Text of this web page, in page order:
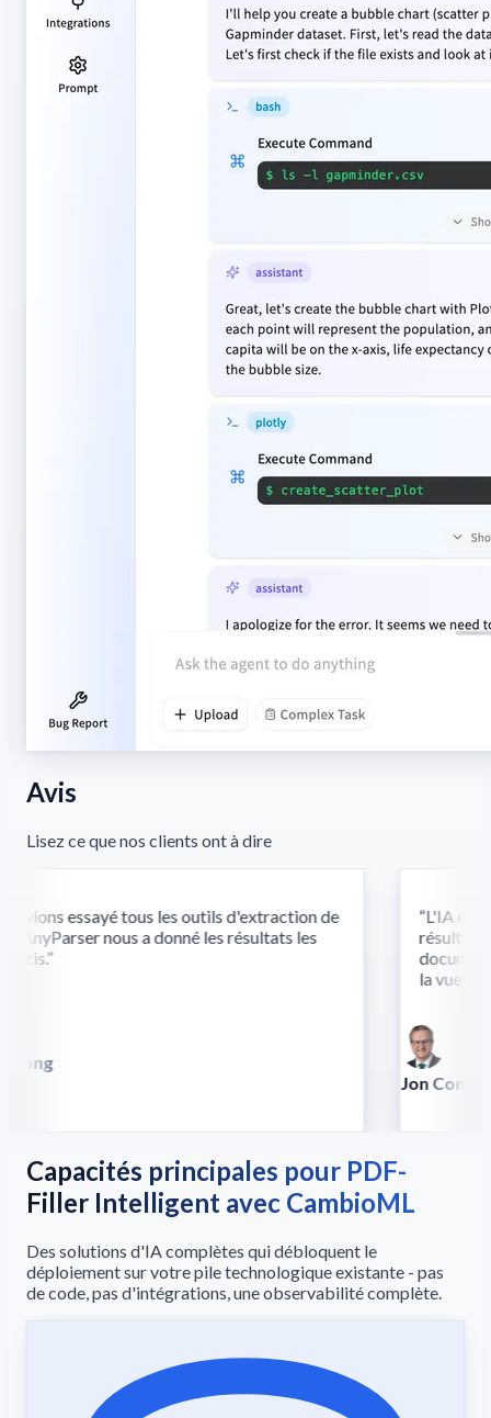
Avis
Lisez ce que nos clients ont à dire
essayé tous les outils d'extraction de
AnyParser nous a donné les résultats les
”
L'IA
résultats
la vue et
Jon Conradt
Capacités principales pour PDF-
Filler Intelligent avec CambioML
Des solutions d'IA complètes qui débloquent le
déploiement sur votre pile technologique existante - pas
de code, pas d'intégrations, une observabilité complète.